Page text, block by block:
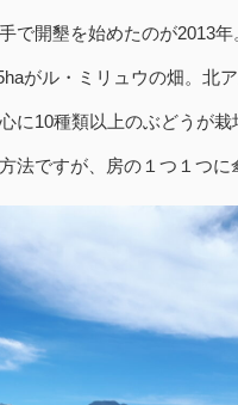
で開墾を始めたのが2013
がル・ミリュウの畑。北
に10種類以上のぶどうが栽
法ですが、房の１つ１つに